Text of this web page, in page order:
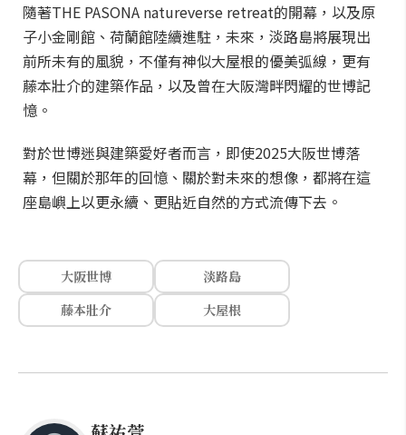
隨著THE PASONA natureverse retreat的開幕，以及原
子小金剛館、荷蘭館陸續進駐，未來，淡路島將展現出
前所未有的風貌，不僅有神似大屋根的優美弧線，更有
藤本壯介的建築作品，以及曾在大阪灣畔閃耀的世博記
憶。
對於世博迷與建築愛好者而言，即使2025大阪世博落
幕，但關於那年的回憶、關於對未來的想像，都將在這
座島嶼上以更永續、更貼近自然的方式流傳下去。
大阪世博
淡路島
藤本壯介
大屋根